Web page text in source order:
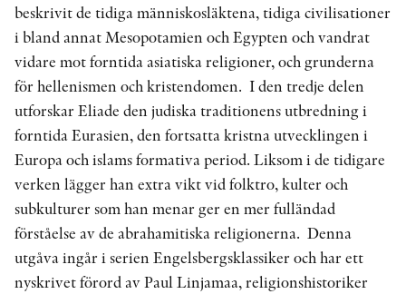
beskrivit de tidiga människosläktena, tidiga civilisationer
i bland annat Mesopotamien och Egypten och vandrat
vidare mot forntida asiatiska religioner, och grunderna
för hellenismen och kristendomen. I den tredje delen
utforskar Eliade den judiska traditionens utbredning i
forntida Eurasien, den fortsatta kristna utvecklingen i
Europa och islams formativa period. Liksom i de tidigare
verken lägger han extra vikt vid folktro, kulter och
subkulturer som han menar ger en mer fulländad
förståelse av de abrahamitiska religionerna. Denna
utgåva ingår i serien Engelsbergsklassiker och har ett
nyskrivet förord av Paul Linjamaa, religionshistoriker